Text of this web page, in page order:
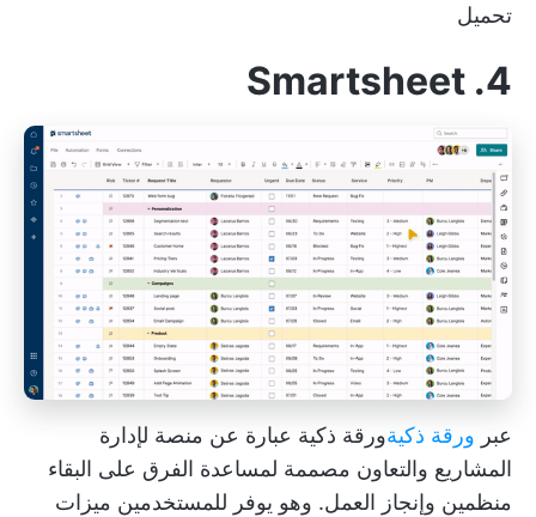
تحميل
4. Smartsheet
عبر ورقة ذكيةورقة ذكية عبارة عن منصة لإدارة
المشاريع والتعاون مصممة لمساعدة الفرق على البقاء
منظمين وإنجاز العمل. وهو يوفر للمستخدمين ميزات